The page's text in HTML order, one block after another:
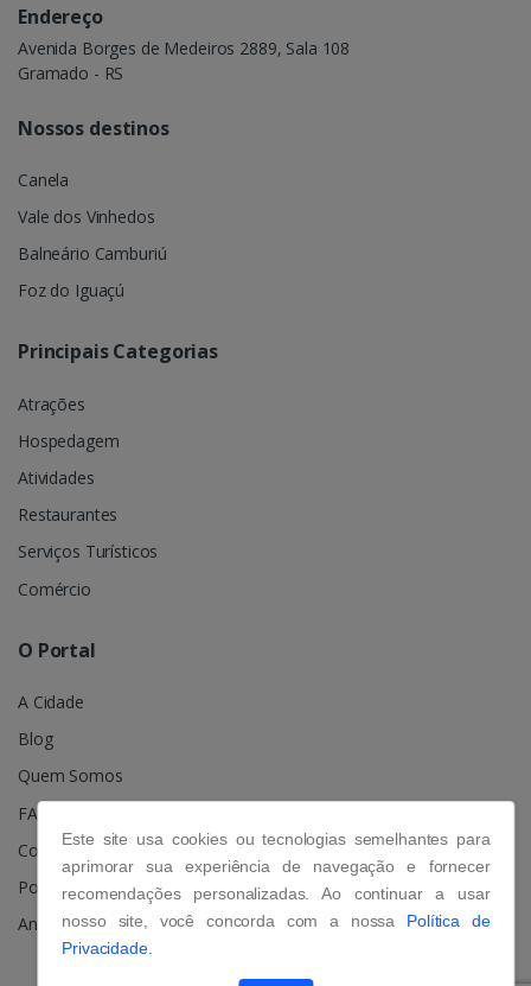
Endereço
Avenida Borges de Medeiros 2889, Sala 108
Gramado - RS
Nossos destinos
Canela
Vale dos Vinhedos
Balneário Camburiú
Foz do Iguaçú
Principais Categorias
Atrações
Hospedagem
Atividades
Restaurantes
Serviços Turísticos
Comércio
O Portal
A Cidade
Blog
Quem Somos
FAQ
Contato
Política de Privacidade
Anuncie
Este site usa cookies ou tecnologias semelhantes para
aprimorar sua experiência de navegação e fornecer
recomendações personalizadas. Ao continuar a usar
nosso site, você concorda com a nossa Política de
Privacidade.